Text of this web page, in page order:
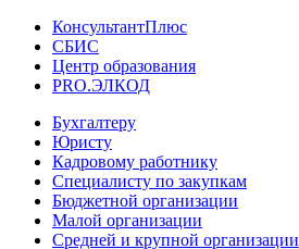
КонсультантПлюс
СБИС
Центр образования
PRO.ЭЛКОД
Бухгалтеру
Юристу
Кадровому работнику
Специалисту по закупкам
Бюджетной организации
Малой организации
Средней и крупной организации